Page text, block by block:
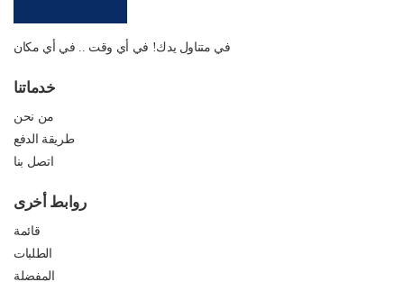
في متناول يدك! في أي وقت .. في أي مكان
خدماتنا
من نحن
طريقة الدفع
اتصل بنا
روابط أخرى
قائمة
الطلبات
المفضلة